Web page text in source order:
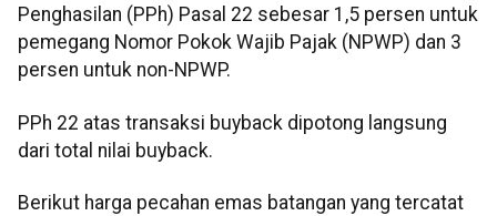
Penghasilan (PPh) Pasal 22 sebesar 1,5 persen untuk
pemegang Nomor Pokok Wajib Pajak (NPWP) dan 3
persen untuk non-NPWP.
PPh 22 atas transaksi buyback dipotong langsung
dari total nilai buyback.
Berikut harga pecahan emas batangan yang tercatat